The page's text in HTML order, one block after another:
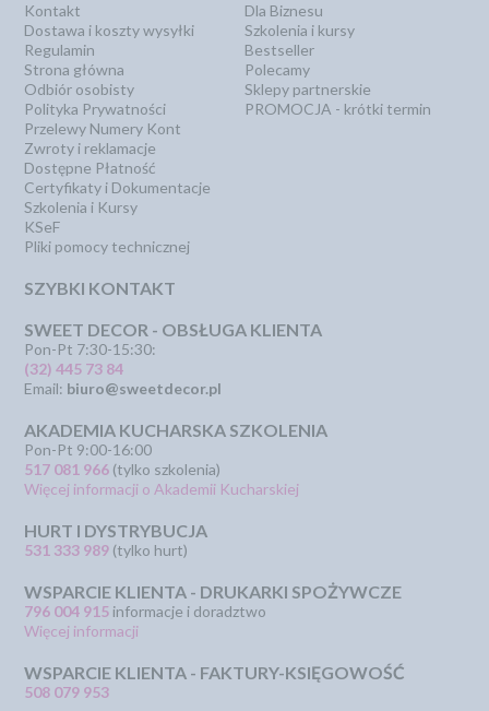
Kontakt
Dostawa i koszty wysyłki
Regulamin
Strona główna
Odbiór osobisty
Polityka Prywatności
Przelewy Numery Kont
Zwroty i reklamacje
Dostępne Płatność
Certyfikaty i Dokumentacje
Szkolenia i Kursy
KSeF
Pliki pomocy technicznej
Dla Biznesu
Szkolenia i kursy
Bestseller
Polecamy
Sklepy partnerskie
PROMOCJA - krótki termin
SZYBKI KONTAKT
SWEET DECOR - OBSŁUGA KLIENTA
Pon-Pt 7:30-15:30:
(32) 445 73 84
Email: biuro@sweetdecor.pl
AKADEMIA KUCHARSKA SZKOLENIA
Pon-Pt 9:00-16:00
517 081 966 (tylko szkolenia)
Więcej informacji o Akademii Kucharskiej
HURT I DYSTRYBUCJA
531 333 989 (tylko hurt)
WSPARCIE KLIENTA - DRUKARKI SPOŻYWCZE
796 004 915 informacje i doradztwo
Więcej informacji
WSPARCIE KLIENTA - FAKTURY-KSIĘGOWOŚĆ
508 079 953